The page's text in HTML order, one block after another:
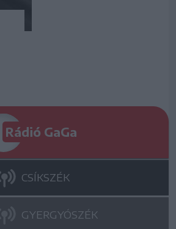
Rádió GaGa
CSÍKSZÉK
GYERGYÓSZÉK